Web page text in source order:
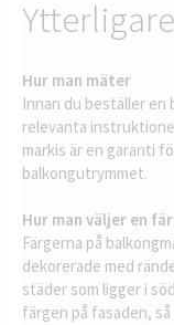
Hur man mäter
Innan du beställer en
relevanta
markis är en garanti
balkongutrymmet.
Hur man väljer en
Färgerna på
dekorerade med
städer som ligger i
färgen på fasaden,